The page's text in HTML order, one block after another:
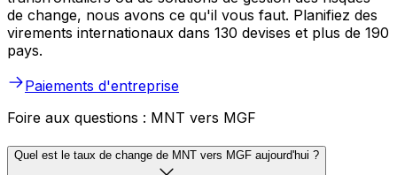
de change, nous avons ce qu'il vous faut. Planifiez des
virements internationaux dans 130 devises et plus de 190
pays.
Paiements d'entreprise
Foire aux questions : MNT vers MGF
Quel est le taux de change de MNT vers MGF aujourd'hui ?